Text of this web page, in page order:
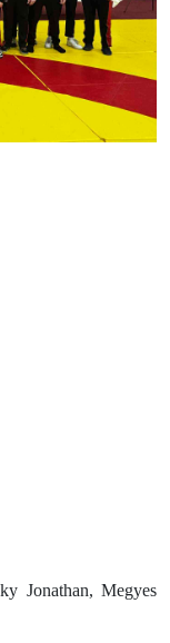
Jonathan, Megyes